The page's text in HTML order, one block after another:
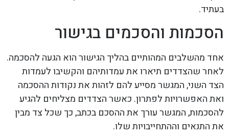
בעתיד.
הסכמות והסכמים בגישור
אחד מהשלבים המהותיים בהליך הגישור הוא הגעה להסכמה.
לאחר שהצדדים תיארו את עמדותיהם והקשיבו לעמדות
הצד השני, המגשר מסייע להם לזהות את נקודות ההסכמה
ואת האפשרויות לפתרון. כאשר הצדדים מצליחים להגיע
להסכמות, המגשר עורך את ההסכם בכתב, כך שכל צד מבין
את התנאים וההתחייבויות שלו.